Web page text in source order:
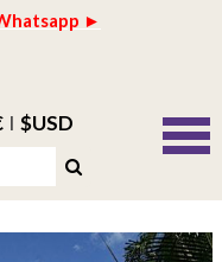
►
$USD